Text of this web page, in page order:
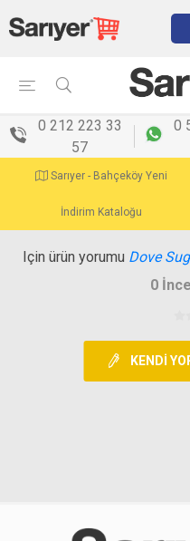
0 212 223 33
57
0
Sarıyer - Bahçeköy Yeni
İndirim Kataloğu
Için ürün yorumu Dove
0
KENDI